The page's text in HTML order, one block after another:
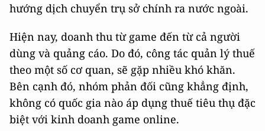
hướng dịch chuyển trụ sở chính ra nước ngoài.
Hiện nay, doanh thu từ game đến từ cả người
dùng và quảng cáo. Do đó, công tác quản lý thuế
theo một số cơ quan, sẽ gặp nhiều khó khăn.
Bên cạnh đó, nhóm phản đối cũng khẳng định,
không có quốc gia nào áp dụng thuế tiêu thụ đặc
biệt với kinh doanh game online.